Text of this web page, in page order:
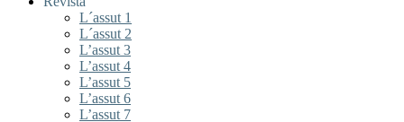
L´assut 1
L´assut 2
L’assut 3
L’assut 4
L’assut 5
L’assut 6
L’assut 7